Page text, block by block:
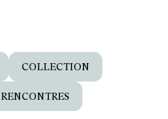
COLLECTION
RENCONTRES